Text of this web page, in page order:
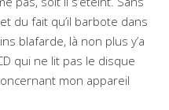
du fait qu’il barbote dans
blafarde, là non plus y’a
qui ne lit pas le disque
mon appareil